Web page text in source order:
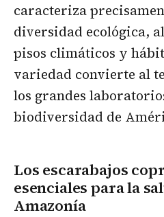
caracteriza
diversidad ecológica,
pisos climáticos y
variedad convierte al
los grandes
biodiversidad de
Los escarabajos
esenciales para la
Amazonía